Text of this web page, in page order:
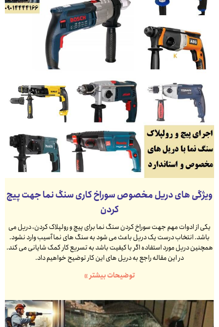
ویژگی های دریل مخصوص سوراخ کاری سنگ نما جهت پیچ
کردن
یکی از ادوات مهم جهت سوراخ کردن سنگ نما برای پیچ و رولپلاک کردن، دریل می
باشد. انتخاب درست یک دریل باعث می شود به سنگ های نما آسیب وارد نشود.
همچنین دریل مورد استفاده اگر با کیفیت باشد به تسریع کار کمک شایانی می کند.
در این مقاله راجع به دریل های این کار توضیح خواهیم داد.
توضیحات بیشتر »